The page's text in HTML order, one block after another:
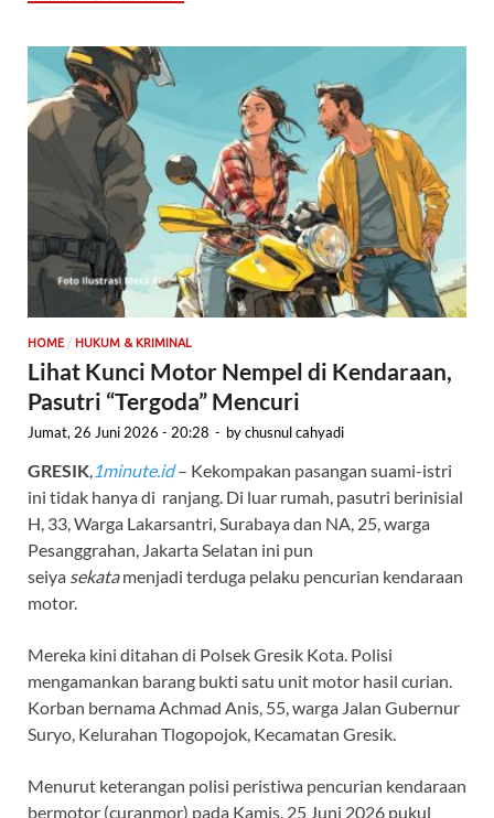
HOME / HUKUM & KRIMINAL
Lihat Kunci Motor Nempel di Kendaraan,
Pasutri “Tergoda” Mencuri
Jumat, 26 Juni 2026 - 20:28 - bychusnul cahyadi
GRESIK 1minute.id– Kekompakan pasangan suami-istri
ini tidak hanya di ranjang. Di luar rumah, pasutri berinisial
H, 33, Warga Lakarsantri, Surabaya dan NA, 25, warga
Pesanggrahan, Jakarta Selatan ini pun
seiya sekatamenjadi terduga pelaku pencurian kendaraan
motor.
Mereka kini ditahan di Polsek Gresik Kota. Polisi
mengamankan barang bukti satu unit motor hasil curian.
Korban bernama Achmad Anis, 55, warga Jalan Gubernur
Suryo, Kelurahan Tlogopojok, Kecamatan Gresik.
Menurut keterangan polisi peristiwa pencurian kendaraan
bermotor (curanmor) pada Kamis, 25 Juni 2026 pukul